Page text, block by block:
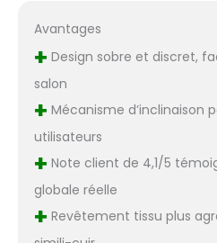
Avantages
+ Design sobre et discret,
salon
+ Mécanisme d’inclinaison
utilisateurs
+ Note client de 4,1/5
globale réelle
+ Revêtement tissu plus